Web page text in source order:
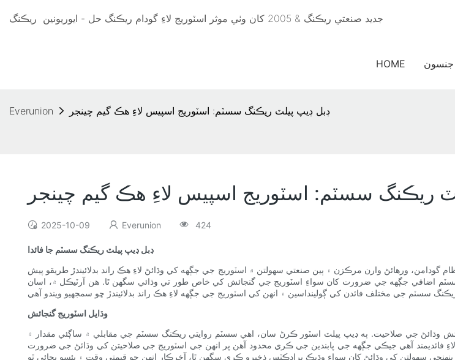
جديد صنعتي ريڪنگ & 2005 کان وٺي موثر اسٽوريج لاءِ گودام ريڪنگ حل - ايوريونين ريڪنگ
HOME جنسون
Everunion ڊبل ڊيپ پيلٽ ريڪنگ سسٽم: اسٽوريج اسپيس لاءِ هڪ گيم چينجر
ريڪنگ سسٽم: اسٽوريج اسپيس لاءِ هڪ گيم چينجر
2025-10-09 Everunion 424
ڊبل ڊيپ پيلٽ ريڪنگ سسٽم جا فائدا
ورهائڻ وارن مرڪزن ۽ ٻين صنعتي سهولتن ۾ اسٽوريج جي جڳهه کي وڌائڻ لاءِ هڪ راند بدلائيندڙ طريقو پيش
اضافي جڳهه جي ضرورت کان سواءِ اسٽوريج جي گنجائش کي خاص طور تي وڌائي سگهن ٿا. هن آرٽيڪل ۾، اسان
وڌايل اسٽوريج گنجائش
جي صلاحيت. ٻه ڊيپ پيلٽ اسٽور ڪرڻ سان، اهي سسٽم روايتي ريڪنگ سسٽم جي مقابلي ۾ ساڳئي مقدار ۾
فائديمند آهي جيڪي جڳهه جي پابندين جي ڪري محدود آهن پر انهن جي اسٽوريج جي صلاحيتن کي وڌائڻ جي ضرورت